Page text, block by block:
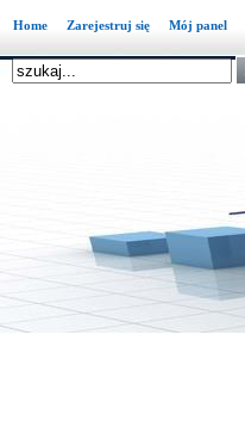
Home Zarejestruj się Mój panel